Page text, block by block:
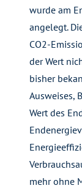
wurde am
angelegt.
CO2-
der Wert
bisher
Ausweises,
Wert des
mehr ohne